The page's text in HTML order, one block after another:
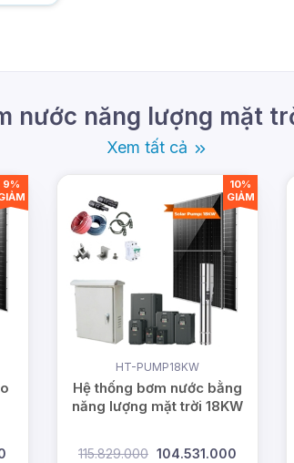
nước năng lượng mặt
Xem tất cả
9%
HT-PUMP18KW
Hệ thống bơm nước bằng
năng lượng mặt trời 18KW
115.829.000 104.531.000
10%
GIẢM